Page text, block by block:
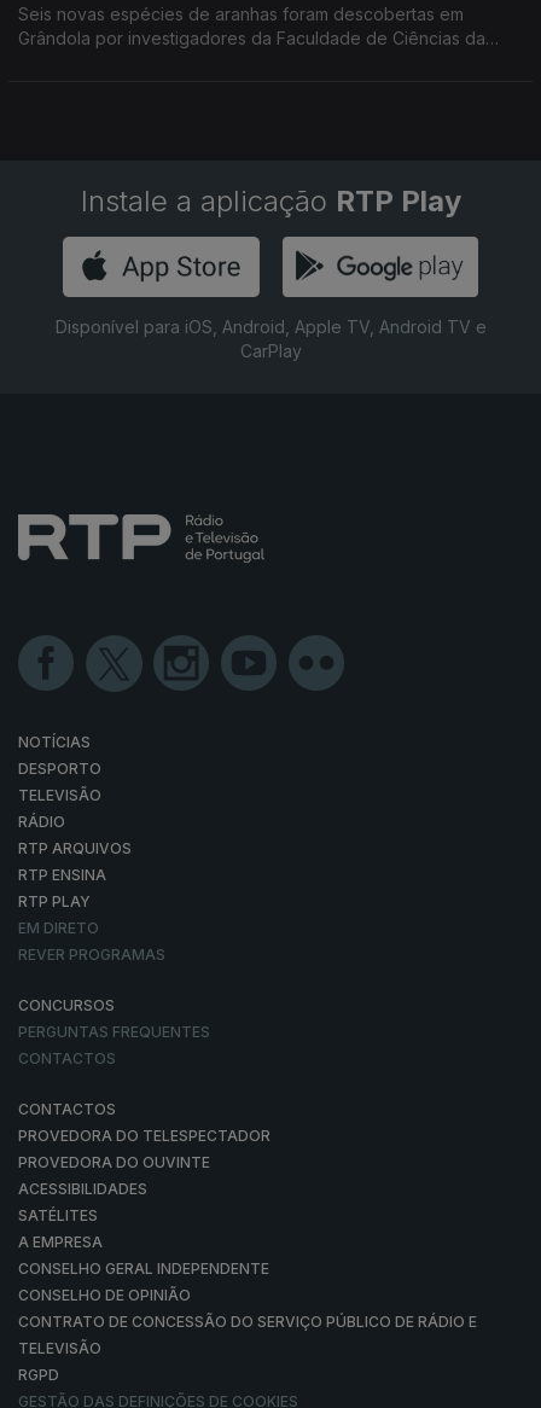
Seis novas espécies de aranhas foram descobertas em
Grândola por investigadores da Faculdade de Ciências da
Instale a aplicação RTP Play
Disponível para iOS, Android, Apple TV, Android TV e
CarPlay
NOTÍCIAS
DESPORTO
TELEVISÃO
RÁDIO
RTP ARQUIVOS
RTP ENSINA
RTP PLAY
EM DIRETO
REVER PROGRAMAS
CONCURSOS
PERGUNTAS FREQUENTES
CONTACTOS
CONTACTOS
PROVEDORA DO TELESPECTADOR
PROVEDORA DO OUVINTE
ACESSIBILIDADES
SATÉLITES
A EMPRESA
CONSELHO GERAL INDEPENDENTE
CONSELHO DE OPINIÃO
CONTRATO DE CONCESSÃO DO SERVIÇO PÚBLICO DE RÁDIO E
TELEVISÃO
RGPD
GESTÃO DAS DEFINIÇÕES DE COOKIES